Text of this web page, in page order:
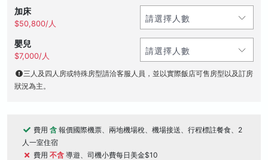
加床
$50,800/人
嬰兒
$7,000/人
三人及四人房或特殊房型請洽客服人員，並以實際飯店可售房型以及訂房
狀況為主。
費用 含 報價國際機票、兩地機場稅、機場接送、行程標註餐食、2
人一室住宿
費用 不含 導遊、司機小費每日美金$10